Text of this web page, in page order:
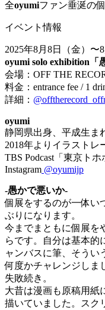
全oyumiファン垂涎の
イベント情報
2025年8月8日（金）〜8
oyumi solo exhibition「
会場：OFF THE
料金：entrance fee / 1
詳細：
oyumi
静岡県出身、平成生ま
2018年よりイラストレ
TBS Podcast「東京ト
Instagram @oyumijp
-愚かで悪いか-
個展をするのが一体い
ぶりになります。
今までまともに個展を
らです。自分は基本的
ャンバスに筆、そうい
何度かチャレンジしま
失敗続き。
大昔は漫画も原稿用紙
描いていました。スク